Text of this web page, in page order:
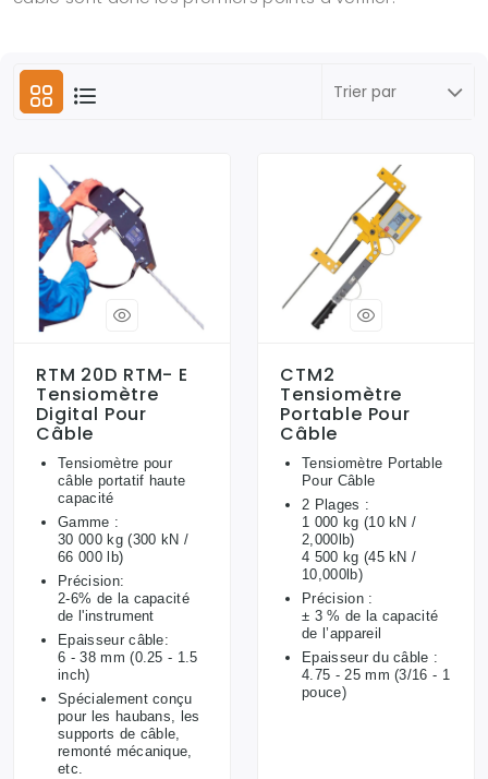
RTM 20D RTM- E
Tensiomètre
Digital Pour
Câble
Tensiomètre pour
câble portatif haute
capacité
Gamme :
30 000 kg (300 kN /
66 000 lb)
Précision:
2-6% de la capacité
de l'instrument
Epaisseur câble:
6 - 38 mm (0.25 - 1.5
inch)
Spécialement conçu
pour les haubans, les
supports de câble,
remonté mécanique,
etc.
CTM2
Tensiomètre
Portable Pour
Câble
Tensiomètre Portable
Pour Câble
2 Plages :
1 000 kg (10 kN /
2,000lb)
4 500 kg (45 kN /
10,000lb)
Précision :
± 3 % de la capacité
de l’appareil
Epaisseur du câble :
4.75 - 25 mm (3/16 - 1
pouce)